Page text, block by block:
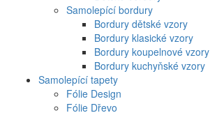
Samolepící bordury
Bordury dětské vzory
Bordury klasické vzory
Bordury koupelnové vzory
Bordury kuchyňské vzory
Samolepící tapety
Fólie Design
Fólie Dřevo